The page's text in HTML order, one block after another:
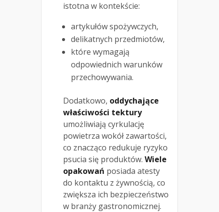
istotna w kontekście:
artykułów spożywczych,
delikatnych przedmiotów,
które wymagają
odpowiednich warunków
przechowywania.
Dodatkowo, oddychające
właściwości tektury
umożliwiają cyrkulację
powietrza wokół zawartości,
co znacząco redukuje ryzyko
psucia się produktów. Wiele
opakowań posiada atesty
do kontaktu z żywnością, co
zwiększa ich bezpieczeństwo
w branży gastronomicznej.